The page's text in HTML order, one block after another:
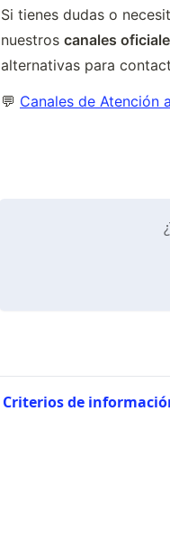
Si tienes dudas o
nuestros canales
alternativas para
💬 Canales de Atención